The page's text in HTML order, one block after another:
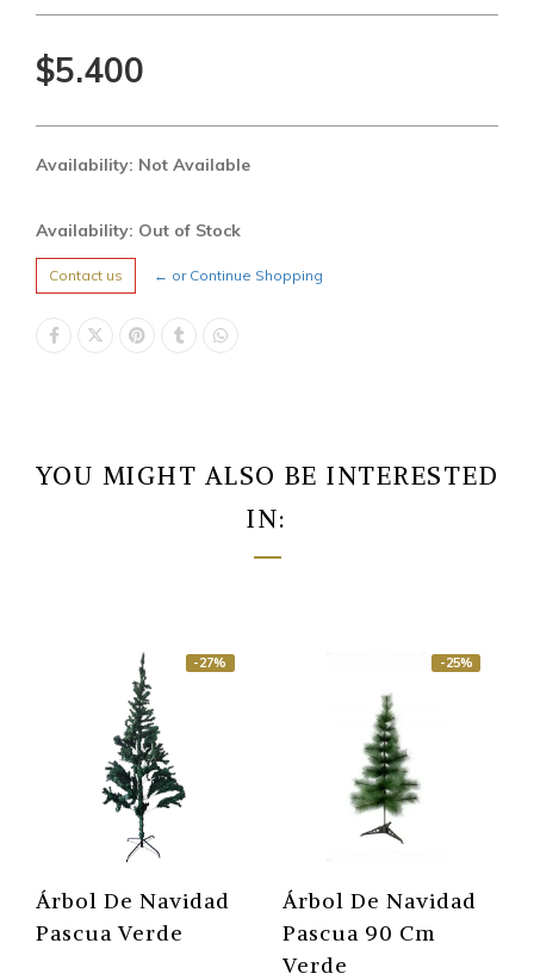
$5.400
Availability: Not Available
Availability: Out of Stock
Contact us ← or Continue Shopping
YOU MIGHT ALSO BE INTERESTED
IN:
-27%
Árbol De Navidad
Pascua Verde
-25%
Árbol De Navidad
Pascua 90 Cm
Verde